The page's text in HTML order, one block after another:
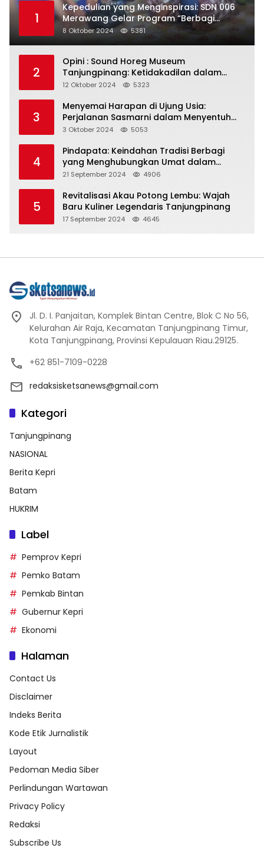
1
Kepedulian yang Menginspirasi: SDN 006
Merawang Gelar Program “Berbagi
Segenggam Beras”
8 Oktober 2024 5381
2
Opini : Sound Horeg Museum
Tanjungpinang: Ketidakadilan dalam
Representasi
12 Oktober 2024 5323
3
Menyemai Harapan di Ujung Usia:
Perjalanan Sasmarni dalam Menyentuh
Hati dan Jiwa
3 Oktober 2024 5053
4
Pindapata: Keindahan Tradisi Berbagi
yang Menghubungkan Umat dalam
Spiritualitas dan Kebersamaan dalam
21 September 2024 4906
5
Revitalisasi Akau Potong Lembu: Wajah
Baru Kuliner Legendaris Tanjungpinang
17 September 2024 4645
Jl. D. I. Panjaitan, Komplek Bintan Centre, Blok C No 56,
Kelurahan Air Raja, Kecamatan Tanjungpinang Timur,
Kota Tanjungpinang, Provinsi Kepulauan Riau.29125.
+62 851-7109-0228
redaksisketsanews@gmail.com
Kategori
Tanjungpinang
NASIONAL
Berita Kepri
Batam
HUKRIM
Label
Pemprov Kepri
Pemko Batam
Pemkab Bintan
Gubernur Kepri
Ekonomi
Halaman
Contact Us
Disclaimer
Indeks Berita
Kode Etik Jurnalistik
Layout
Pedoman Media Siber
Perlindungan Wartawan
Privacy Policy
Redaksi
Subscribe Us